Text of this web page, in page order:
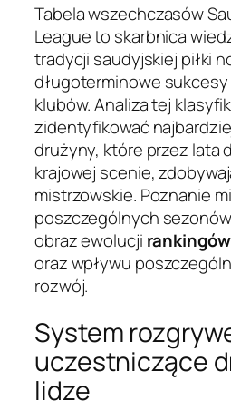
Tabela wszechczasów
League to skarbnica
tradycji saudyjskiej piłki
długoterminowe
klubów. Analiza tej
zidentyfikować
drużyny, które przez lata
krajowej scenie,
mistrzowskie. Poznanie
poszczególnych
obraz ewolucji
oraz wpływu
rozwój.
System
uczestniczące
lidze